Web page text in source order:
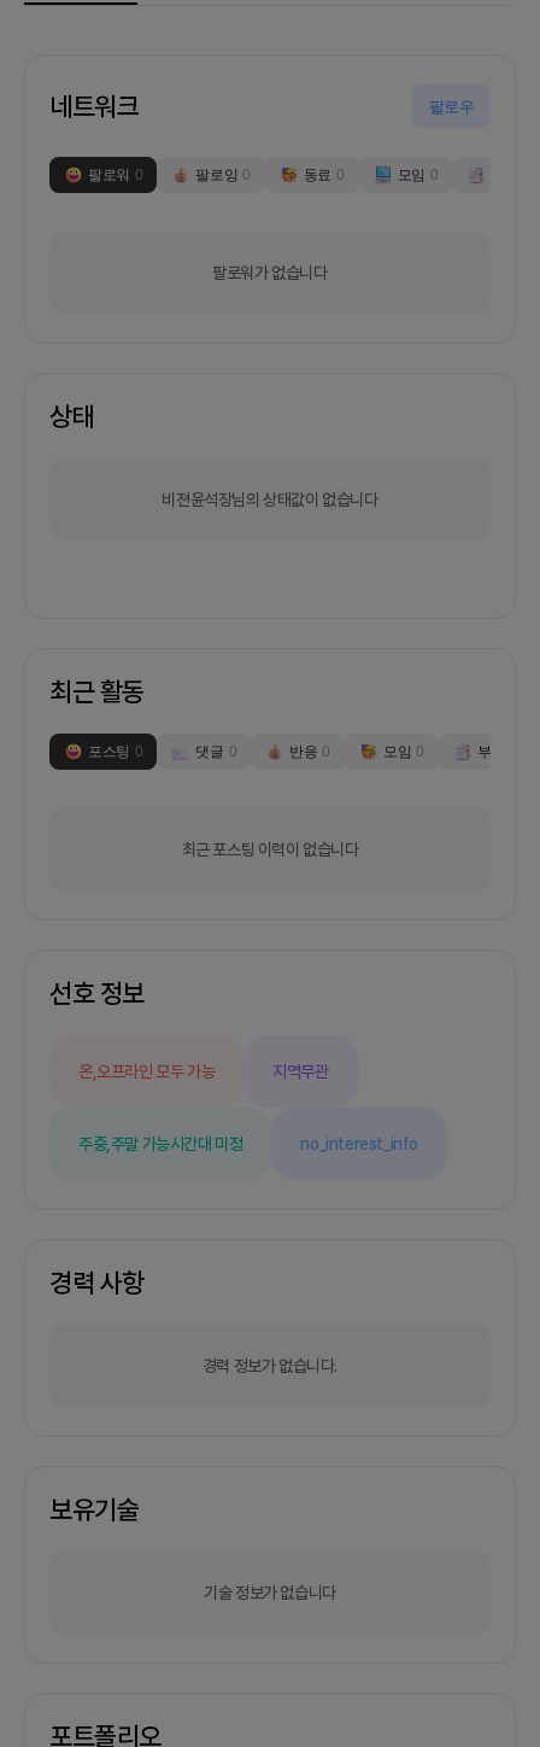
네트워크 팔로우
팔로워 0 팔로잉 0 동료 0 모임 0
팔로워가 없습니다
상태
비젼윤석장님의 상태값이 없습니다
최근 활동
포스팅 0 댓글 0 반응 0 모임 0 부스
최근 포스팅 이력이 없습니다
선호 정보
온,오프라인 모두 가능 지역무관
주중,주말 가능시간대 미정 no_interest_info
경력 사항
경력 정보가 없습니다.
보유기술
기술 정보가 없습니다
포트폴리오